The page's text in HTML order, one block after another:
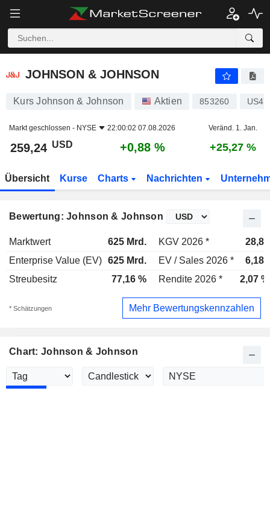
JOHNSON & JOHNSON
JOHNSON & JOHNSON
Kurs Johnson & Johnson Aktien 853260
Markt geschlossen - NYSE 22:00:02 07.08.2026 Veränd. 1. Jan.
259,24 USD +0,88 % +25,27 %
Übersicht Kurse Charts Nachrichten
Bewertung: Johnson & Johnson
Marktwert 625 Mrd. KGV 2026 *
28,8x
Enterprise Value (EV) 625 Mrd. EV / Sales 2026 *
6,18x
Streubesitz
77,16 % Rendite 2026 * 2,07 %
* Schätzungen Mehr Bewertungskennzahlen
Chart: Johnson & Johnson